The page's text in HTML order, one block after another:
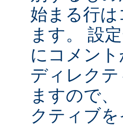
始まる行
ます。 設
にコメン
ディレク
ますので
クティブ